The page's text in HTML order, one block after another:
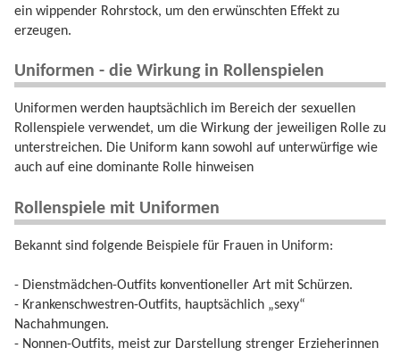
ein wippender Rohrstock, um den erwünschten Effekt zu
erzeugen.
Uniformen - die Wirkung in Rollenspielen
Uniformen werden hauptsächlich im Bereich der sexuellen
Rollenspiele verwendet, um die Wirkung der jeweiligen Rolle zu
unterstreichen. Die Uniform kann sowohl auf unterwürfige wie
auch auf eine dominante Rolle hinweisen
Rollenspiele mit Uniformen
Bekannt sind folgende Beispiele für Frauen in Uniform:
- Dienstmädchen-Outfits konventioneller Art mit Schürzen.
- Krankenschwestren-Outfits, hauptsächlich „sexy“
Nachahmungen.
- Nonnen-Outfits, meist zur Darstellung strenger Erzieherinnen